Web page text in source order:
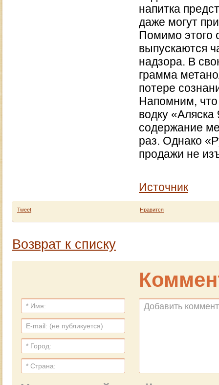
напитка
даже могут
Помимо этого
выпускаются
надзора. В
грамма
потере
Напомним, что
водку
содержание
раз. Однако
продажи не
Источник
Tweet Нравится
Возврат к списку